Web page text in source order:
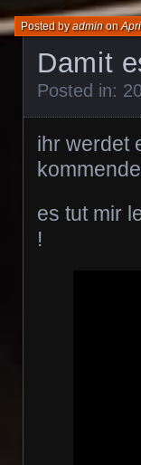
Damit
Posted byadminon
Posted in:
ihr werdet
es tut mir
!